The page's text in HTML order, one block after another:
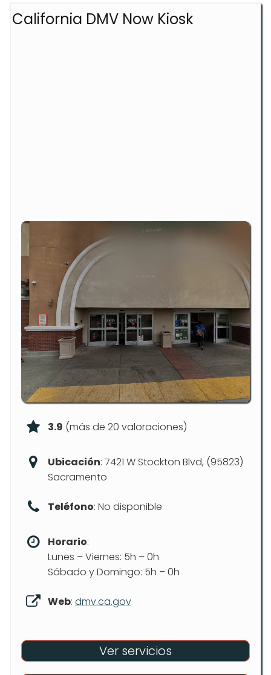
California DMV Now Kiosk
3.9 (más de 20 valoraciones)
Ubicación: 7421 W Stockton Blvd, (95823)
Sacramento
Teléfono: No disponible
Horario:
Lunes – Viernes: 5h – 0h
Sábado y Domingo: 5h – 0h
Web: dmv.ca.gov
Ver servicios